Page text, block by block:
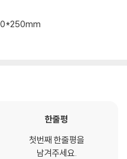
of Flexible and Weara
한줄평
첫번째 한줄평을
남겨주세요.